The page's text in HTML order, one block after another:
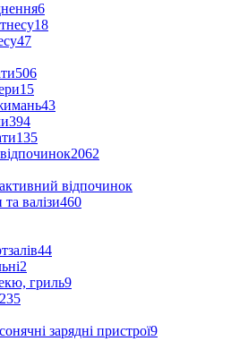
6
18
47
506
15
43
394
135
2062
відпочинок
валізи460
44
2
гриль9
235
зарядні пристрої9